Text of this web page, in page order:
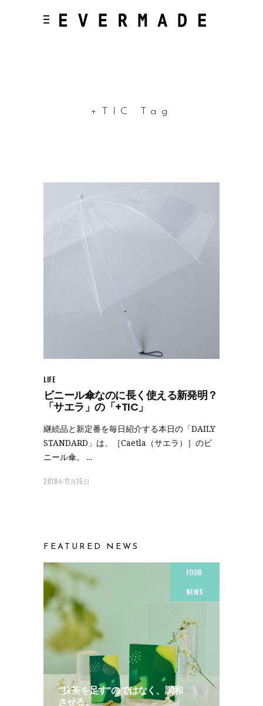
+TIC Tag
LIFE
ビニール傘なのに長く使える新発明？
「サエラ」の「+TIC」
継続品と新定番を毎日紹介する本日の「DAILY
STANDARD」は、［Caetla（サエラ）］のビ
ニール傘。
2018年11月15日
FEATURED NEWS
FOOD
NEWS
“抹茶を足す”のではなく、調和
させる。